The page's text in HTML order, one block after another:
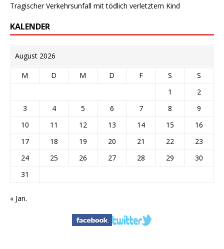
Tragischer Verkehrsunfall mit tödlich verletztem Kind
KALENDER
August 2026
M D M D F S
S
1
2
3
4 5 6 7 8
9
10
11 12 13 14 15
16
17
18 19 20 21 22
23
24
25 26 27 28 29
30
31
« Jan.